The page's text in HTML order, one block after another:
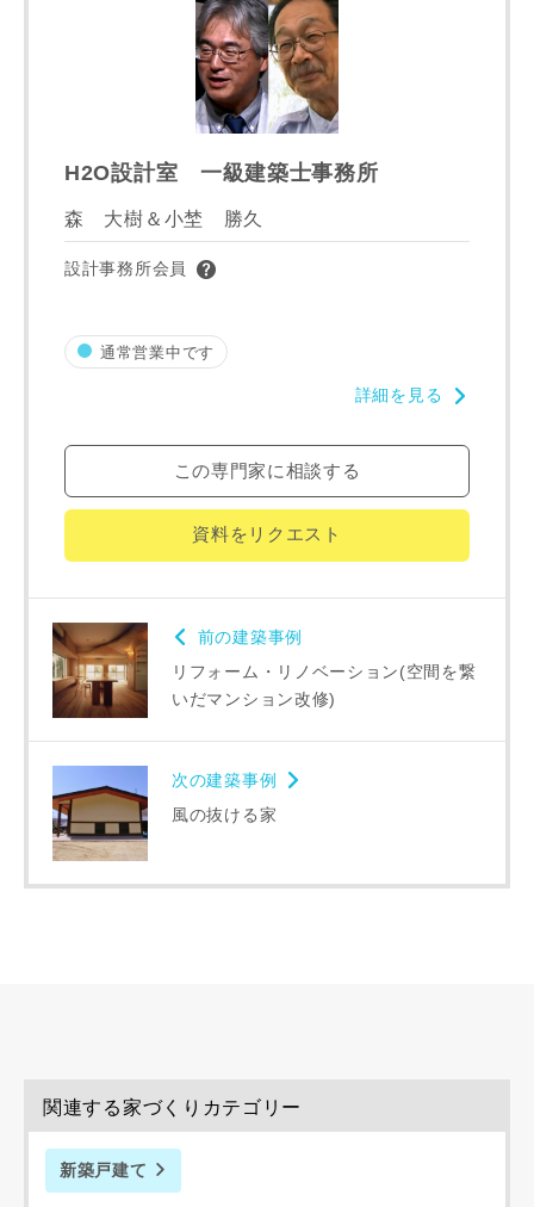
H2O設計室 一級建築士事務所
森 大樹＆小埜 勝久
設計事務所会員
通常営業中です
詳細を見る
この専門家に相談する
資料をリクエスト
前の建築事例
リフォーム・リノベーション(空間を繋
いだマンション改修)
次の建築事例
風の抜ける家
関連する家づくりカテゴリー
新築戸建て
希望の予算
万円〜 万円
完成希望時期
資料請求にあたっての注意事項
た情報を利用します。
当社はお客様からいただいた個人情報を，お客様が指定され
専門家の都合により、資料の送付が遅くなったり、送付でき
ない場合があります。あらかじめご了承ください。
閉じる